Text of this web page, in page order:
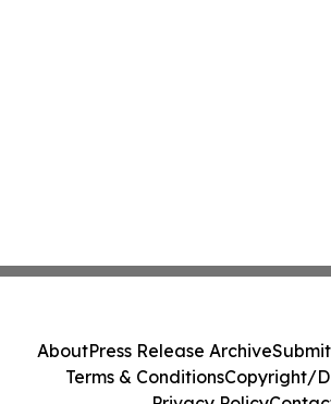
AboutPress Release Archive
Terms & ConditionsCopyright/